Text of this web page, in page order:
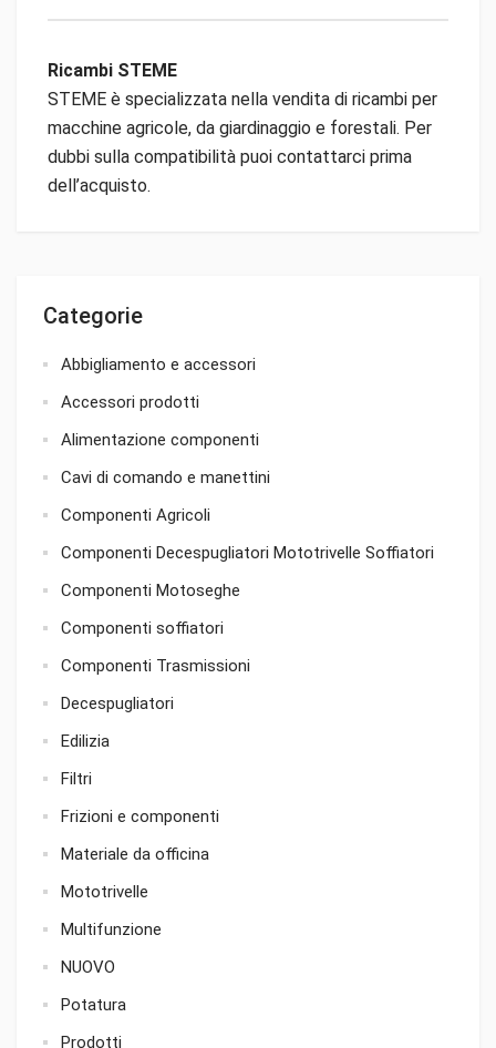
Categorie
Abbigliamento e accessori
Accessori prodotti
Alimentazione componenti
Cavi di comando e manettini
Componenti Agricoli
Componenti Decespugliatori Mototrivelle Soffiatori
Componenti Motoseghe
Componenti soffiatori
Componenti Trasmissioni
Decespugliatori
Edilizia
Filtri
Frizioni e componenti
Materiale da officina
Mototrivelle
Multifunzione
NUOVO
Potatura
Prodotti
Ricambi STEME
STEME è specializzata nella vendita di ricambi per
macchine agricole, da giardinaggio e forestali. Per
dubbi sulla compatibilità puoi contattarci prima
dell’acquisto.